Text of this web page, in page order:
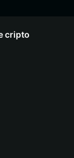
cripto